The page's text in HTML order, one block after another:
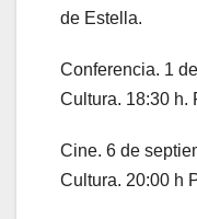
de Estella.
Conferencia. 1
Cultura. 18:30 h.
Cine. 6 de
Cultura. 20:00 h